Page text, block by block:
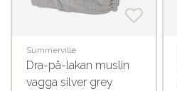
Summerville
Dra-på-lakan muslin
vagga silver grey